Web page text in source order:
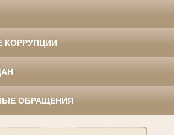
КОРРУПЦИИ
ОБРАЩЕНИЯ